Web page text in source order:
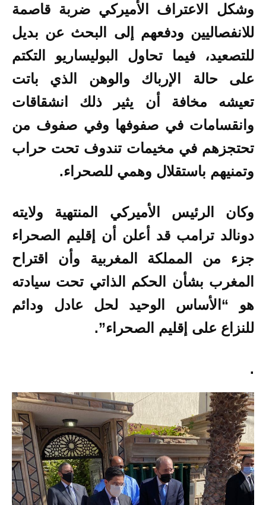
وشكل الاعتراف الأميركي ضربة قاصمة
للانفصاليين ودفعهم إلى البحث عن بديل
للتصعيد، فيما تحاول البوليساريو التكتم
على حالة الإرباك والوهن الذي باتت
تعيشه مخافة أن يثير ذلك انشقاقات
وانقسامات في صفوفها وفي صفوف من
تحتجزهم في مخيمات تندوف تحت حراب
وتمنيهم باستقلال وهمي للصحراء.
وكان الرئيس الأميركي المنتهية ولايته
دونالد ترامب قد أعلن أن إقليم الصحراء
جزء من المملكة المغربية وأن اقتراح
المغرب بشأن الحكم الذاتي تحت سيادته
هو “الأساس الوحيد لحل عادل ودائم
للنزاع على إقليم الصحراء”.
.